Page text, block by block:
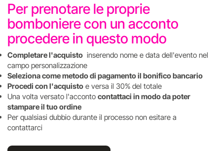
Per prenotare le proprie
bomboniere con un acconto
procedere in questo modo
Completare l'acquisto inserendo nome e data dell'evento nel
campo personalizzazione
Seleziona come metodo di pagamento il bonifico bancario
Procedi con l'acquisto e versa il 30% del totale
Una volta versato l'acconto contattaci in modo da poter
stampare il tuo ordine
Per qualsiasi dubbio durante il processo non esitare a
contattarci